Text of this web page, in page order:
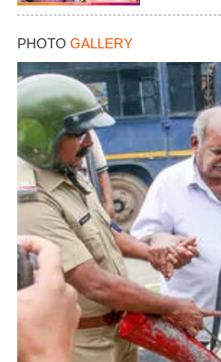
PHOTO GALLERY